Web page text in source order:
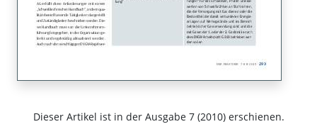
Dieser Artikel ist in der Ausgabe 7 (2010) erschienen.